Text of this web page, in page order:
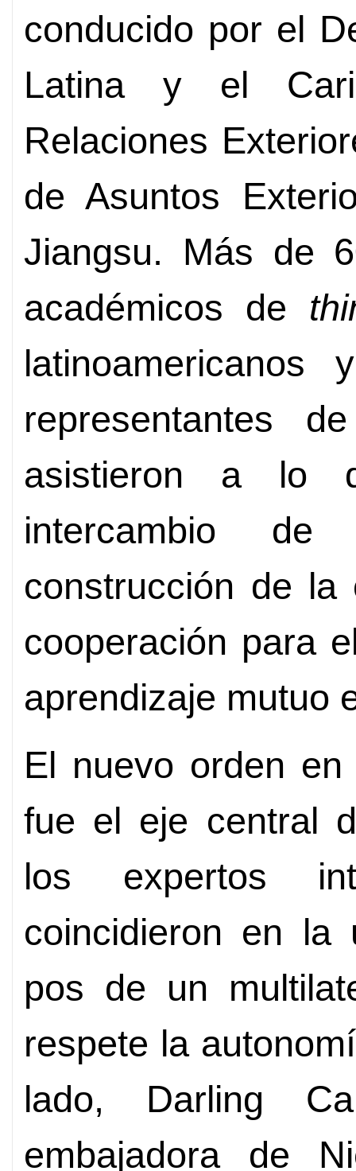
conducido por el
Latina y el
Relaciones
de Asuntos
Jiangsu. Más de
académicos de
representantes
asistieron a lo
intercambio
construcción de la
cooperación para
aprendizaje mutuo
El nuevo orden
fue el eje central
los expertos
coincidieron en la
pos de un
respete la
lado, Darling
embajadora de